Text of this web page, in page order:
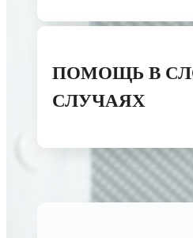
ПОМОЩЬ В
СЛУЧАЯХ